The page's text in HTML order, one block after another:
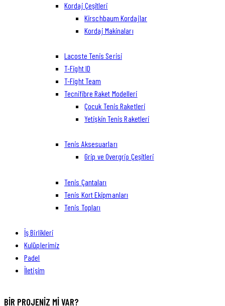
Kordaj Çeşitleri
Kirschbaum Kordajlar
Kordaj Makinaları
Lacoste Tenis Serisi
T-Fight ID
T-Fight Team
Tecnifibre Raket Modelleri
Çocuk Tenis Raketleri
Yetişkin Tenis Raketleri
Tenis Aksesuarları
Grip ve Overgrip Çeşitleri
Tenis Çantaları
Tenis Kort Ekipmanları
Tenis Topları
İş Birlikleri
Kulüplerimiz
Padel
İletişim
facebook-
twitter-
dribble-
instagram
BIR PROJENIZ MI VAR?